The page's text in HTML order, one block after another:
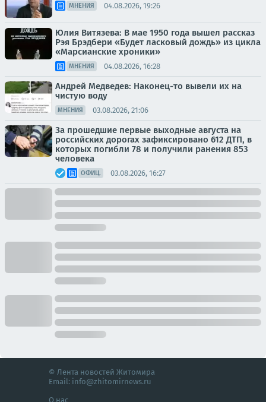
МНЕНИЯ 04.08.2026, 19:26
Юлия Витязева: В мае 1950 года вышел рассказ
Рэя Брэдбери «Будет ласковый дождь» из цикла
«Марсианские хроники»
МНЕНИЯ 04.08.2026, 16:28
Андрей Медведев: Наконец-то вывели их на
чистую воду
МНЕНИЯ 03.08.2026, 21:06
За прошедшие первые выходные августа на
российских дорогах зафиксировано 612 ДТП, в
которых погибли 78 и получили ранения 853
человека
ОФИЦ. 03.08.2026, 16:27
© Лента новостей Житомира
Email: info@zhitomirnews.ru
О нас